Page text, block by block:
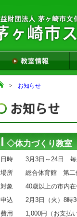
お知らせ
◇体力づくり教室
日時 3月3日～24日 毎
場所 総合体育館 第二
対象 40歳以上の市内在
申込 2月3日（火）8時30
費用 1,000円（お支払い